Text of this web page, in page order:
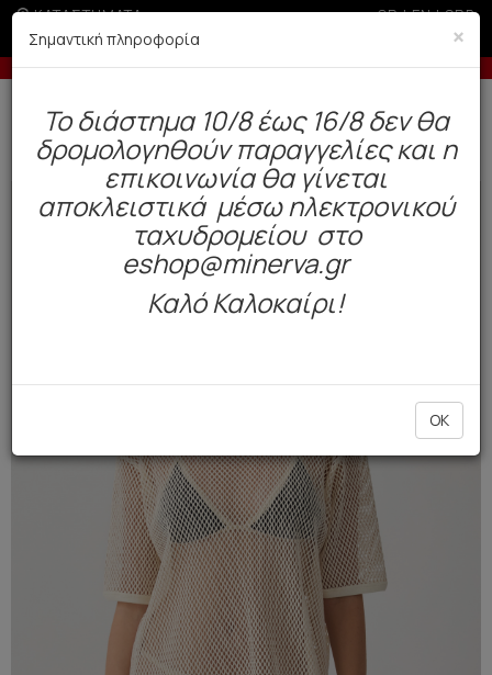
ΚΑΤΑΣΤΗΜΑΤΑ GR|EN|SRB
Έως 3 άτοκες δόσεις με πιστωτική άνω των 50€
Δωρεάν αποστολή άνω των 49€. Παράδοση σε 3-5 εργάσιμες.
Γυναίκα Ρούχα / Outwear Beachwear
NEW
×
Σημαντική πληροφορία
To διάστημα 10/8 έως 16/8 δεν θα
δρομολογηθούν παραγγελίες και η
επικοινωνία θα γίνεται
αποκλειστικά μέσω ηλεκτρονικού
ταχυδρομείου στο
eshop@minerva.gr
Καλό Καλοκαίρι!
OK